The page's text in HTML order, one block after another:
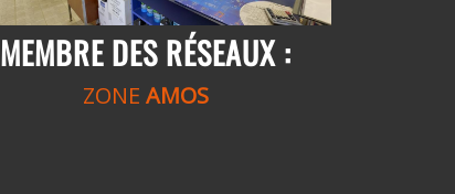
MEMBRE DES RÉSEAUX :
ZONE AMOS